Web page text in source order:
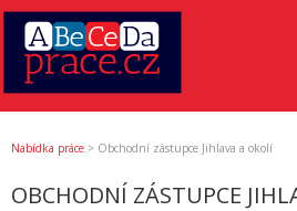
Nabídka práce > Obchodní zástupce Jihlava a okolí
OBCHODNÍ ZÁSTUPCE